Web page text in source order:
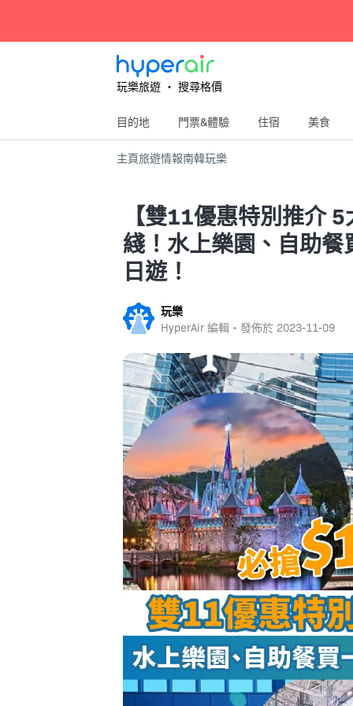
玩樂旅遊 ‧ 搜尋格價
目的地 門票&體驗 住宿 美食
主頁旅遊情報南韓玩樂
【雙11優惠特別推介
綫！水上樂園、自助
日遊！
玩樂
HyperAir 編輯・發佈於 2023-11-09